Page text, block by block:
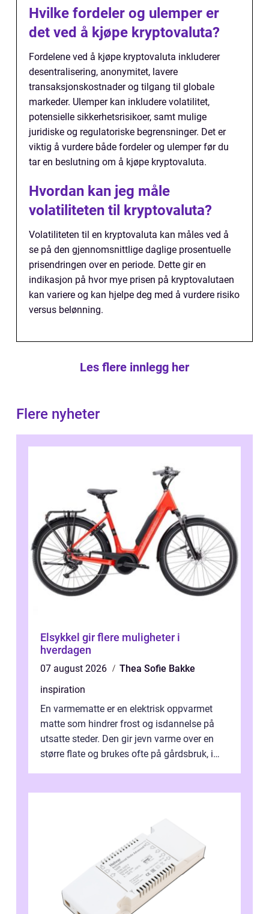
Hvilke fordeler og ulemper er
det ved å kjøpe kryptovaluta?
Fordelene ved å kjøpe kryptovaluta inkluderer
desentralisering, anonymitet, lavere
transaksjonskostnader og tilgang til globale
markeder. Ulemper kan inkludere volatilitet,
potensielle sikkerhetsrisikoer, samt mulige
juridiske og regulatoriske begrensninger. Det er
viktig å vurdere både fordeler og ulemper før du
tar en beslutning om å kjøpe kryptovaluta.
Hvordan kan jeg måle
volatiliteten til kryptovaluta?
Volatiliteten til en kryptovaluta kan måles ved å
se på den gjennomsnittlige daglige prosentuelle
prisendringen over en periode. Dette gir en
indikasjon på hvor mye prisen på kryptovalutaen
kan variere og kan hjelpe deg med å vurdere risiko
versus belønning.
Les flere innlegg her
Flere nyheter
Elsykkel gir flere muligheter i
hverdagen
07 august 2026
Thea Sofie Bakke
inspiration
En varmematte er en elektrisk oppvarmet
matte som hindrer frost og isdannelse på
utsatte steder. Den gir jevn varme over en
større flate og brukes ofte på gårdsbruk, i